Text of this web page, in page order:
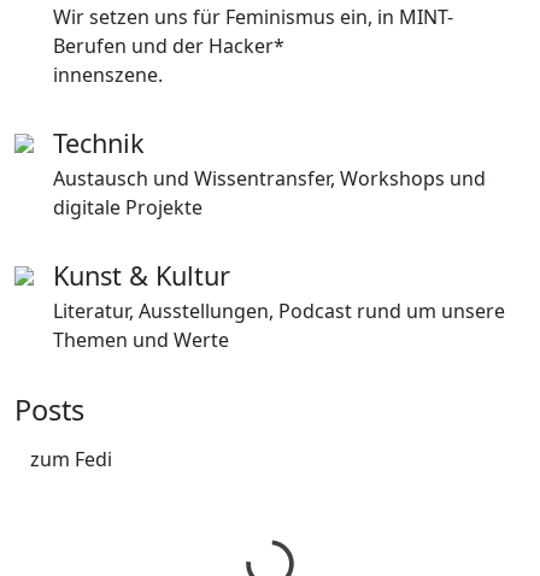
Wir setzen uns für Feminismus ein, in MINT-
Berufen und der Hacker*
innenszene.
Technik
Austausch und Wissentransfer, Workshops und
digitale Projekte
Kunst & Kultur
Literatur, Ausstellungen, Podcast rund um unsere
Themen und Werte
Posts
zum Fedi